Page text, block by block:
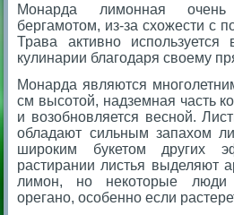
Монарда лимонная очень
бергамотом, из-за схожести с
Трава активно
кулинарии благодаря своему
Монарда являются
см высотой, надземная часть
и возобновляется весной.
обладают сильным запахом
широким букетом других
растирании листья выделяют
лимон, но некоторые люди
орегано, особенно если